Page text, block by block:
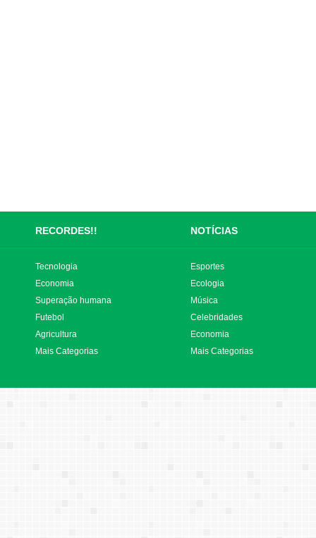
RECORDES!! NOTÍCIAS
Tecnologia
Economia
Superação humana
Futebol
Agricultura
Mais Categorias
Esportes
Ecologia
Música
Celebridades
Economia
Mais Categorias